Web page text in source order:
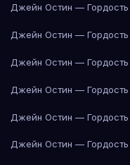
Джейн Остин —
Джейн Остин —
Джейн Остин —
Джейн Остин —
Джейн Остин —
Джейн Остин —